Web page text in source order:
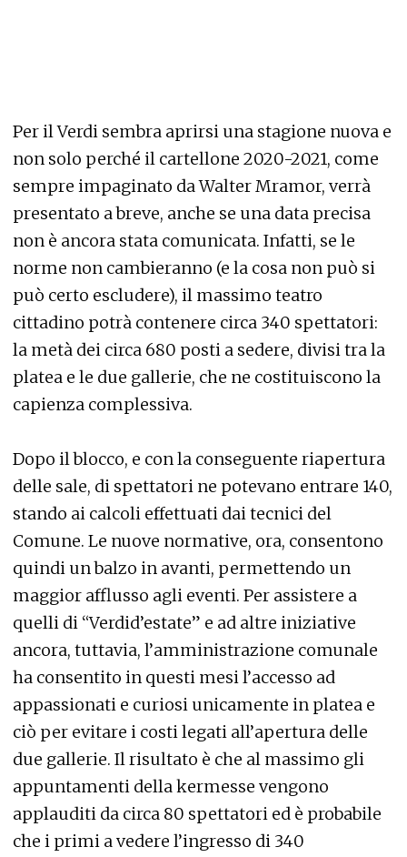
Per il Verdi sembra aprirsi una stagione nuova e
non solo perché il cartellone 2020-2021, come
sempre impaginato da Walter Mramor, verrà
presentato a breve, anche se una data precisa
non è ancora stata comunicata. Infatti, se le
norme non cambieranno (e la cosa non può si
può certo escludere), il massimo teatro
cittadino potrà contenere circa 340 spettatori:
la metà dei circa 680 posti a sedere, divisi tra la
platea e le due gallerie, che ne costituiscono la
capienza complessiva.
Dopo il blocco, e con la conseguente riapertura
delle sale, di spettatori ne potevano entrare 140,
stando ai calcoli effettuati dai tecnici del
Comune. Le nuove normative, ora, consentono
quindi un balzo in avanti, permettendo un
maggior afflusso agli eventi. Per assistere a
quelli di “Verdid’estate” e ad altre iniziative
ancora, tuttavia, l’amministrazione comunale
ha consentito in questi mesi l’accesso ad
appassionati e curiosi unicamente in platea e
ciò per evitare i costi legati all’apertura delle
due gallerie. Il risultato è che al massimo gli
appuntamenti della kermesse vengono
applauditi da circa 80 spettatori ed è probabile
che i primi a vedere l’ingresso di 340